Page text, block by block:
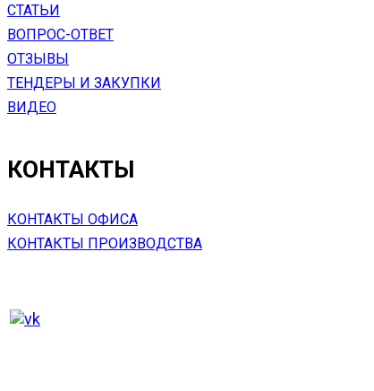
СТАТЬИ
ВОПРОС-ОТВЕТ
ОТЗЫВЫ
ТЕНДЕРЫ И ЗАКУПКИ
ВИДЕО
КОНТАКТЫ
КОНТАКТЫ ОФИСА
КОНТАКТЫ ПРОИЗВОДСТВА